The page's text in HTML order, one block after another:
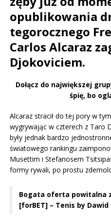
opublikowania
tegorocznego
Carlos Alcaraz
Djokoviciem.
Dołącz do największej
śpię, bo
Alcaraz stracił do tej pory w
wygrywając w czterech z Taro
były jednak bardzo
światowego rankingu
Musettim i Stefanosem
formy rywali, po prostu
Bogata oferta powitalna
[forBET] – Tenis by Dawid